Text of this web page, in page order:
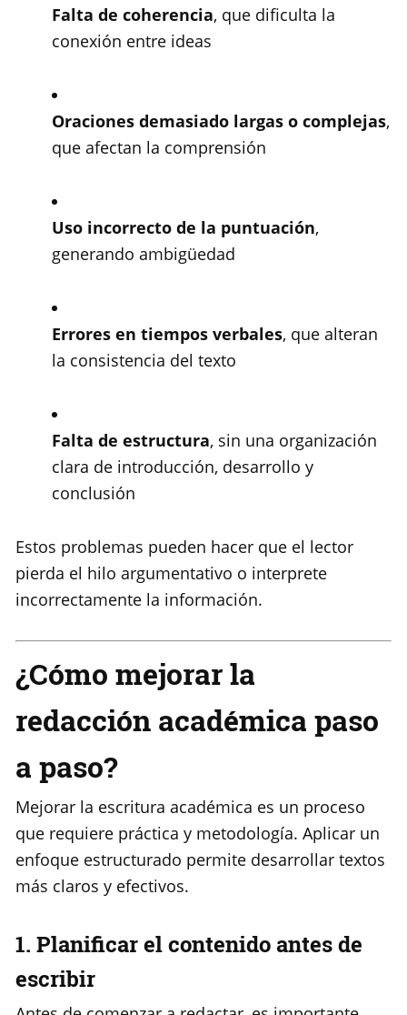
Falta de coherencia, que dificulta la
conexión entre ideas
Oraciones demasiado largas o complejas,
que afectan la comprensión
Uso incorrecto de la puntuación,
generando ambigüedad
Errores en tiempos verbales, que alteran
la consistencia del texto
Falta de estructura, sin una organización
clara de introducción, desarrollo y
conclusión
Estos problemas pueden hacer que el lector
pierda el hilo argumentativo o interprete
incorrectamente la información.
¿Cómo mejorar la
redacción académica paso
a paso?
Mejorar la escritura académica es un proceso
que requiere práctica y metodología. Aplicar un
enfoque estructurado permite desarrollar textos
más claros y efectivos.
1. Planificar el contenido antes de
escribir